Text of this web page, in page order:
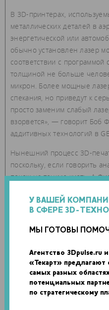
У ВАШЕЙ
В СФЕРЕ 3D-
МЫ ГОТОВЫ
Агентство 3Dpulse.ru
«Текарт» предлагают
самых разных
потенциальных
по стратегическому
В 3D-принтерах,
металлических деталей в
энергетической или
обычно установлен лазер
соответствии с
толщиной не больше
микрон. Более мощные
спекания, но приведут к
просто заменим слабый
взорвется», — говорит Боб
аддитивных технологий в
Нынешний процесс 3D-
поскольку, если говорить
похож на тонкую кисть. А
воздействия на большую
Исследователи не просто
экспериментируют с
Технология 3D-печати уже
во многих
следующей вехой в
станут более скоростные